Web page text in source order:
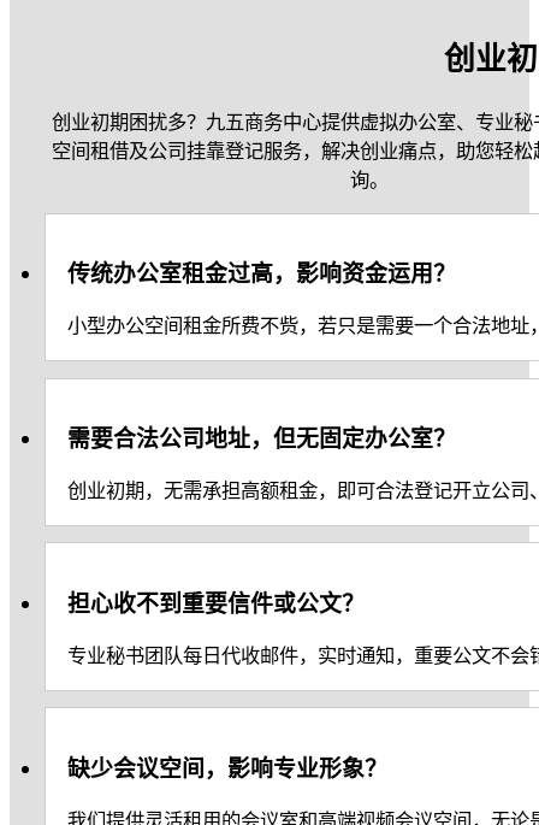
创业
创业初期困扰多？九五商务中心提供虚拟办公室、专业
空间租借及公司挂靠登记服务，解决创业痛点，助您轻
询。
传统办公室租金过高，影响资金运用？
小型办公空间租金所费不赀，若只是需要一个合法地
需要合法公司地址，但无固定办公室？
创业初期，无需承担高额租金，即可合法登记开立公司
担心收不到重要信件或公文？
专业秘书团队每日代收邮件，实时通知，重要公文不会
缺少会议空间，影响专业形象？
我们提供灵活租用的会议室和高端视频会议空间，无